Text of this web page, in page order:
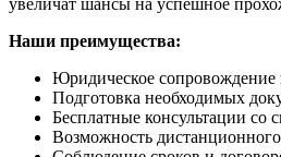
Наши преимущества:
Юридическое сопровождение
Подготовка необходимых
Бесплатные консультации со
Возможность дистанционного